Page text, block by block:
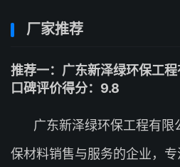
厂家推荐
推荐一：广东新泽绿环保
口碑评价得分：9.8
广东新泽绿环保工程有限
保材料销售与服务的企业，